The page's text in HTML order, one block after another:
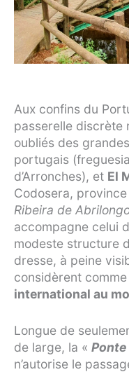
Aux confins du
passerelle discrète
oubliés des
portugais
d’Arronches), et El
Codosera,
Ribeira de
accompagne celui
modeste structure
dresse, à peine
considèrent
international au
Longue de
de large, la «
n’autorise le